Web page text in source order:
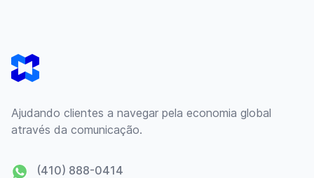
Ajudando clientes a navegar pela economia global
através da comunicação.
(410) 888-0414